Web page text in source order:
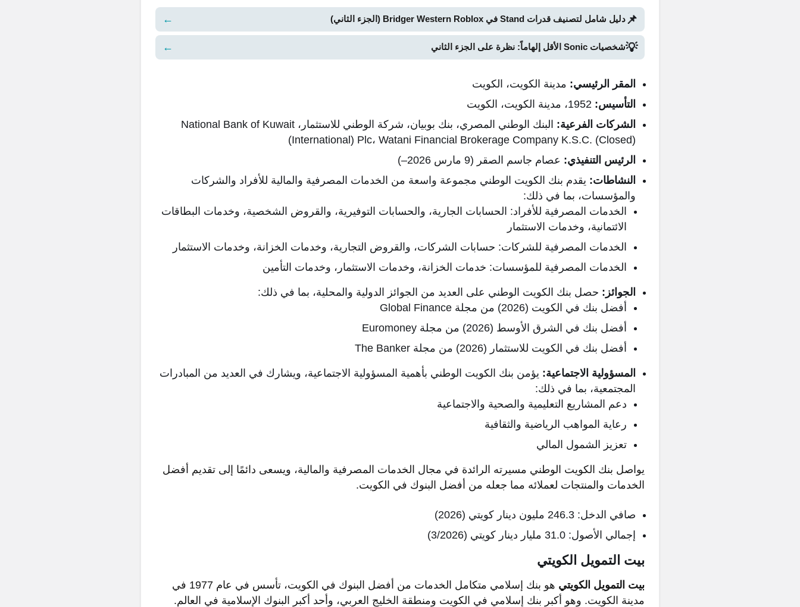
📌دليل شامل لتصنيف قدرات Stand في Bridger Western Roblox (الجزء الثاني) ←
💡شخصيات Sonic الأقل إلهاماً: نظرة على الجزء الثاني ←
المقر الرئيسي: مدينة الكويت، الكويت
التأسيس: 1952، مدينة الكويت، الكويت
الشركات الفرعية:
البنك الوطني المصري، بنك بوبيان، شركة الوطني للاستثمار، National Bank of Kuwait
(International) Plc، Watani Financial Brokerage Company K.S.C. (Closed)
الرئيس التنفيذي: عصام جاسم الصقر (9 مارس 2026–)
النشاطات: يقدم بنك الكويت الوطني مجموعة واسعة من الخدمات المصرفية والمالية للأفراد والشركات
والمؤسسات، بما في ذلك:
الخدمات المصرفية للأفراد: الحسابات الجارية، والحسابات التوفيرية، والقروض الشخصية، وخدمات البطاقات
الائتمانية، وخدمات الاستثمار
الخدمات المصرفية للشركات: حسابات الشركات، والقروض التجارية، وخدمات الخزانة، وخدمات الاستثمار
الخدمات المصرفية للمؤسسات: خدمات الخزانة، وخدمات الاستثمار، وخدمات التأمين
الجوائز: حصل بنك الكويت الوطني على العديد من الجوائز الدولية والمحلية، بما في ذلك:
أفضل بنك في الكويت (2026) من مجلة Global Finance
أفضل بنك في الشرق الأوسط (2026) من مجلة Euromoney
أفضل بنك في الكويت للاستثمار (2026) من مجلة The Banker
المسؤولية الاجتماعية: يؤمن بنك الكويت الوطني بأهمية المسؤولية الاجتماعية، ويشارك في العديد من المبادرات
المجتمعية، بما في ذلك:
دعم المشاريع التعليمية والصحية والاجتماعية
رعاية المواهب الرياضية والثقافية
تعزيز الشمول المالي
يواصل بنك الكويت الوطني مسيرته الرائدة في مجال الخدمات المصرفية والمالية، ويسعى دائمًا إلى تقديم أفضل
الخدمات والمنتجات لعملائه مما جعله من أفضل البنوك في الكويت.
صافي الدخل: 246.3 مليون دينار كويتي (2026)
إجمالي الأصول: 31.0 مليار دينار كويتي (3/2026)
بيت التمويل الكويتي
بيت التمويل الكويتي
هو بنك إسلامي متكامل الخدمات من أفضل البنوك في الكويت، تأسس في عام 1977 في
مدينة الكويت. وهو أكبر بنك إسلامي في الكويت ومنطقة الخليج العربي، وأحد أكبر البنوك الإسلامية في العالم.